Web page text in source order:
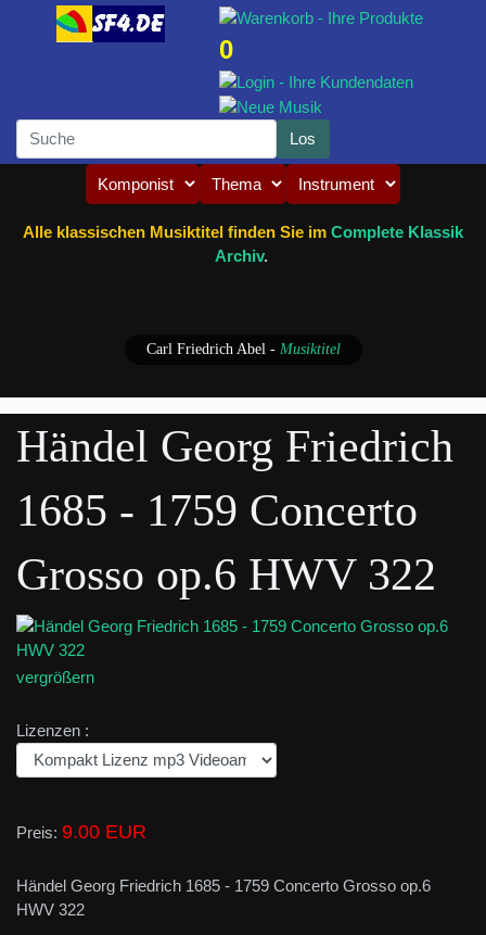
0
Alle klassischen Musiktitel finden Sie im Complete Klassik
Archiv.
Carl Friedrich Abel- Musiktitel
Händel Georg Friedrich
1685 - 1759 Concerto
Grosso op.6 HWV 322
vergrößern
Lizenzen :
Preis: 9.00 EUR
Händel Georg Friedrich 1685 - 1759 Concerto Grosso op.6
HWV 322